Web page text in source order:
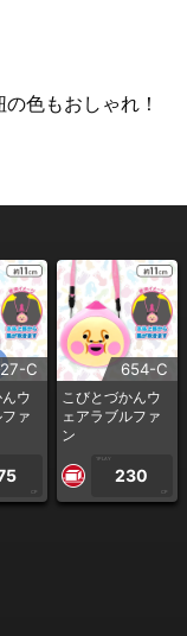
色もおしゃれ！
C
ウ
ァ
CP
654-C
こびとづかんウ
ェアラブルファ
ン
1PLAY
230
CP